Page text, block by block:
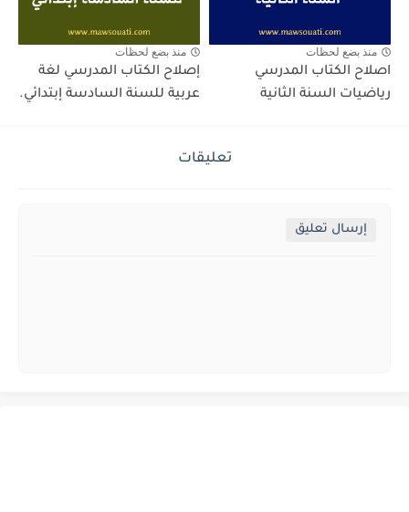
منذ بضع لحظات
اصلاح الكتاب المدرسي
رياضيات السنة الثانية
منذ بضع لحظات
إصلاح الكتاب المدرسي لغة
عربية للسنة السادسة إبتدائي.
تعليقات
إرسال تعليق